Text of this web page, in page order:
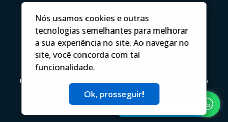
Mais informações?
contato@cezarragazziimoveis.com.br
Um projeto Robustcrm.io
Nós usamos cookies e outras
tecnologias semelhantes para melhorar
a sua experiência no site. Ao navegar no
site, você concorda com tal
funcionalidade.
Ok, prosseguir!